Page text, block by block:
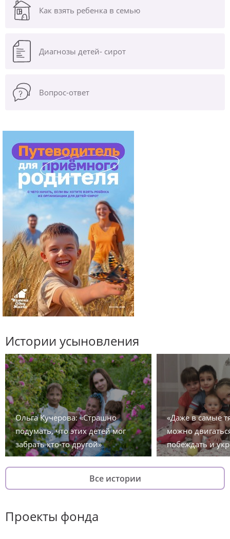
Как взять ребенка в семью
Диагнозы детей- сирот
Вопрос-ответ
Истории усыновления
Ольга Кучерова: «Страшно
подумать, что этих детей мог
забрать кто-то другой»
«Даже в самые
можно
побеждать и
Все истории
Проекты фонда